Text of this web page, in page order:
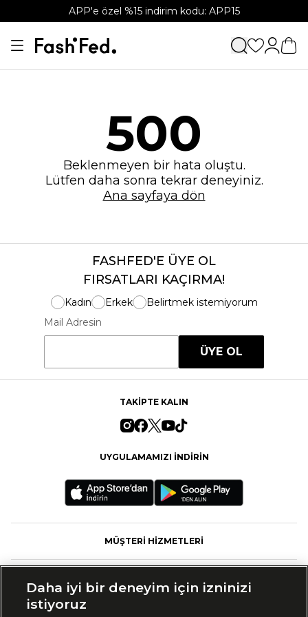
APP'e özel %15 indirim kodu: APP15
500
Beklenmeyen bir hata oluştu.
Lütfen daha sonra tekrar deneyiniz.
Ana sayfaya dön
FASHFED'E ÜYE OL
FIRSATLARI KAÇIRMA!
Kadın Erkek
Belirtmek istemiyorum
Mail Adresin
ÜYE OL
TAKİPTE KALIN
UYGULAMAMIZI İNDİRİN
MÜŞTERİ HİZMETLERİ
Daha iyi bir deneyim için izninizi
istiyoruz